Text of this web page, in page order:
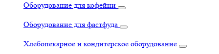
Оборудование для кофейни
Оборудование для фастфуда
Хлебопекарное и кондитерское оборудование